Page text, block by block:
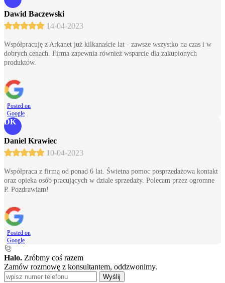
Dawid Baczewski
14-04-2023
Współpracuję z Arkanet już kilkanaście lat - zawsze wszystko na czas i w
dobrych cenach. Firma zapewnia również wsparcie dla zakupionych
produktów.
Posted on
Google
DK
Daniel Krawiec
10-04-2023
Współpraca z firmą od ponad 6 lat. Świetna pomoc posprzedażowa kontakt
oraz opieka osób pracujących w dziale sprzedaży. Polecam przez ogromne
P. Pozdrawiam!
Posted on
Google
Halo. Zróbmy coś razem
Zamów rozmowę z konsultantem, oddzwonimy.
Wyślij